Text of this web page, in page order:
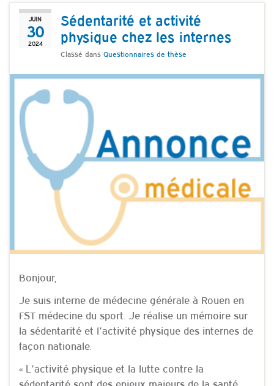
JUIN
30
2024
Sédentarité et activité
physique chez les internes
Classé dans Questionnaires de thèse
Bonjour,
Je suis interne de médecine générale à Rouen en
FST médecine du sport. Je réalise un mémoire sur
la sédentarité et l’activité physique des internes de
façon nationale.
« L’activité physique et la lutte contre la